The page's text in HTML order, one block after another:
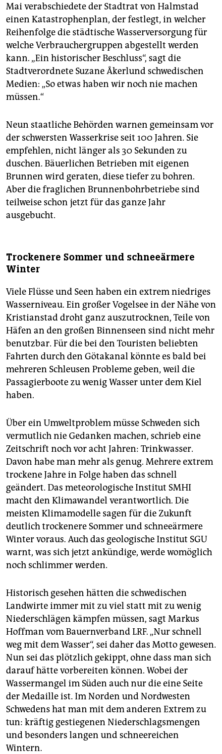
Mai verabschiedete der Stadtrat von Halmstad
einen Katastrophenplan, der festlegt, in welcher
Reihenfolge die städtische Wasserversorgung für
welche Verbrauchergruppen abgestellt werden
kann. „Ein historischer Beschluss“, sagt die
Stadtverordnete Suzane Åkerlund schwedischen
Medien: „So etwas haben wir noch nie machen
müssen.“
Neun staatliche Behörden warnen gemeinsam vor
der schwersten Wasserkrise seit 100 Jahren. Sie
empfehlen, nicht länger als 30 Sekunden zu
duschen. Bäuerlichen Betrieben mit eigenen
Brunnen wird geraten, diese tiefer zu bohren.
Aber die fraglichen Brunnenbohrbetriebe sind
teilweise schon jetzt für das ganze Jahr
ausgebucht.
Trockenere Sommer und schneeärmere
Winter
Viele Flüsse und Seen haben ein extrem niedriges
Wasserniveau. Ein großer Vogelsee in der Nähe von
Kristianstad droht ganz auszutrocknen, Teile von
Häfen an den großen Binnenseen sind nicht mehr
benutzbar. Für die bei den Touristen beliebten
Fahrten durch den Götakanal könnte es bald bei
mehreren Schleusen Probleme geben, weil die
Passagierboote zu wenig Wasser unter dem Kiel
haben.
Über ein Umweltproblem müsse Schweden sich
vermutlich nie Gedanken machen, schrieb eine
Zeitschrift noch vor acht Jahren: Trinkwasser.
Davon habe man mehr als genug. Mehrere extrem
trockene Jahre in Folge haben das schnell
geändert. Das meteorologische Institut SMHI
macht den Klimawandel verantwortlich. Die
meisten Klimamodelle sagen für die Zukunft
deutlich trockenere Sommer und schneeärmere
Winter voraus. Auch das geologische Institut SGU
warnt, was sich jetzt ankündige, werde womöglich
noch schlimmer werden.
Historisch gesehen hätten die schwedischen
Landwirte immer mit zu viel statt mit zu wenig
Niederschlägen kämpfen müssen, sagt Markus
Hoffman vom Bauernverband LRF. „Nur schnell
weg mit dem Wasser“, sei daher das Motto gewesen.
Nun sei das plötzlich gekippt, ohne dass man sich
darauf hätte vorbereiten können. Wobei der
Wassermangel im Süden auch nur die eine Seite
der Medaille ist. Im Norden und Nordwesten
Schwedens hat man mit dem anderen Extrem zu
tun: kräftig gestiegenen Niederschlagsmengen
und besonders langen und schneereichen
Wintern.